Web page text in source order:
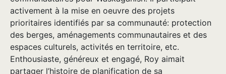
activement à la mise en oeuvre des projets
prioritaires identifiés par sa communauté: protection
des berges, aménagements communautaires et des
espaces culturels, activités en territoire, etc.
Enthousiaste, généreux et engagé, Roy aimait
partager l’histoire de planification de sa